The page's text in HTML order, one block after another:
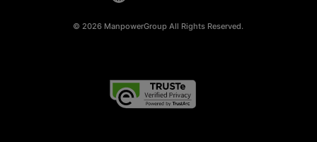
© 2026 ManpowerGroup All Rights Reserved.